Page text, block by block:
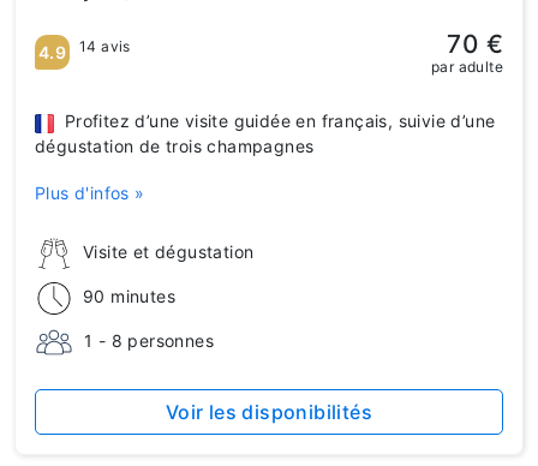
Visite et dégustation
90 minutes
1 - 8 personnes
Profitez d’une visite guidée en français, suivie d’une
dégustation de trois champagnes
Plus d'infos »
4.9 14 avis 70 €
par adulte
Voir les disponibilités